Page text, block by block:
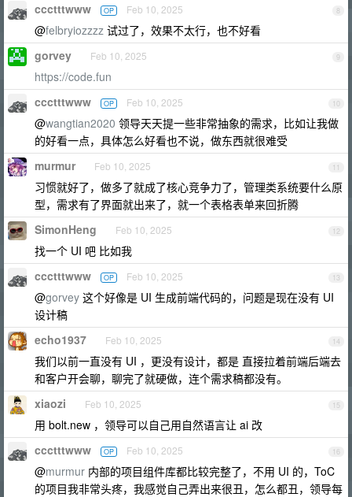
8
ccctttwww OP Feb 10, 2025
@felbryiozzzz 试过了，效果不太行，也不好看
9
gorvey Feb 10, 2025
https://code.fun
10
ccctttwww OP Feb 10, 2025
@wangtian2020 领导天天提一些非常抽象的需求，比如让我做
的好看一点，具体怎么好看也不说，做东西就很难受
11
murmur Feb 10, 2025
习惯就好了，做多了就成了核心竞争力了，管理类系统要什么原
型，需求有了界面就出来了，就一个表格表单来回折腾
12
SimonHeng Feb 10, 2025
找一个 UI 吧 比如我
13
ccctttwww OP Feb 10, 2025
@gorvey 这个好像是 UI 生成前端代码的，问题是现在没有 UI
设计稿
14
echo1937 Feb 10, 2025
我们以前一直没有 UI ，更没有设计，都是 直接拉着前端后端去
和客户开会聊，聊完了就硬做，连个需求稿都没有。
15
xiaozi Feb 10, 2025
用 bolt.new ，领导可以自己用自然语言让 ai 改
16
ccctttwww OP Feb 10, 2025
@murmur 内部的项目组件库都比较完整了，不用 UI 的，ToC
的项目我非常头疼，我感觉自己弄出来很丑，怎么都丑，领导每